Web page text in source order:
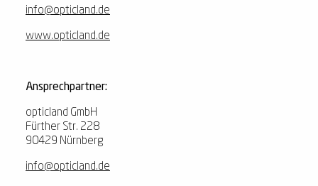
info@opticland.de
www.opticland.de
Ansprechpartner:
opticland GmbH
Fürther Str. 228
90429 Nürnberg
info@opticland.de